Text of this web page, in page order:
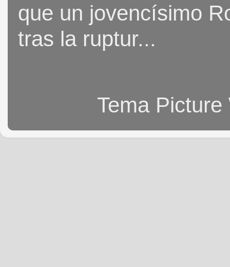
que un jovencísimo
tras la ruptur...
Tema